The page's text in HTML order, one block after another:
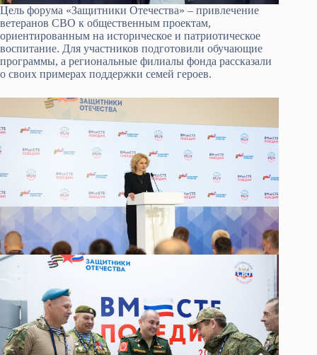
Цель форума «Защитники Отечества» – привлечение
ветеранов СВО к общественным проектам,
ориентированным на историческое и патриотическое
воспитание. Для участников подготовили обучающие
программы, а региональные филиалы фонда рассказали
о своих примерах поддержки семей героев.